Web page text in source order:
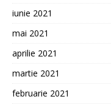
iunie 2021
mai 2021
aprilie 2021
martie 2021
februarie 2021